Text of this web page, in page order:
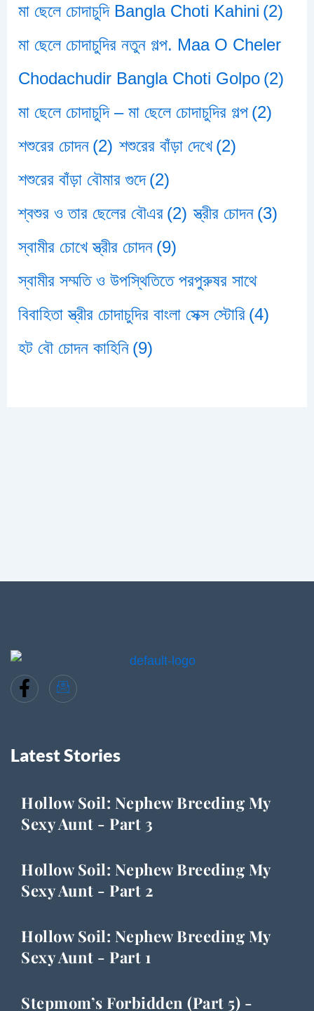
মা ছেলে চোদাচুদি Bangla Choti Kahini (2)
মা ছেলে চোদাচুদির নতুন গল্প. Maa O Cheler
Chodachudir Bangla Choti Golpo (2)
মা ছেলে চোদাচুদি – মা ছেলে চোদাচুদির গল্প (2)
শশুরের চোদন (2) শশুরের বাঁড়া দেখে (2)
শশুরের বাঁড়া বৌমার গুদে (2)
শ্বশুর ও তার ছেলের বৌএর (2) স্ত্রীর চোদন (3)
স্বামীর চোখে স্ত্রীর চোদন (9)
স্বামীর সম্মতি ও উপস্থিতিতে পরপুরুষর সাথে
বিবাহিতা স্ত্রীর চোদাচুদির বাংলা সেক্স স্টোরি (4)
হট বৌ চোদন কাহিনি (9)
Latest Stories
Hollow Soil: Nephew Breeding My
Sexy Aunt - Part 3
Hollow Soil: Nephew Breeding My
Sexy Aunt - Part 2
Hollow Soil: Nephew Breeding My
Sexy Aunt - Part 1
Stepmom’s Forbidden (Part 5) -